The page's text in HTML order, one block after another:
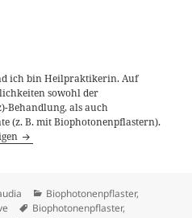
ich bin Heilpraktikerin. Auf
sowohl der
Behandlung, als auch
(z. B. mit Biophotonenpflastern).
Kategorien
Biophotonenpflaster,
Schlagwörter
Biophotonenpflaster,